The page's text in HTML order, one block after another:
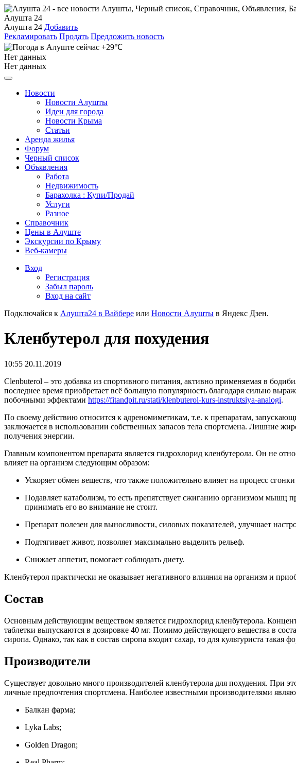
Алушта 24
Алушта 24 Добавить
Рекламировать Продать Предложить новость
+29℃
Нет данных
Нет данных
Новости
Новости Алушты
Идеи для города
Новости Крыма
Статьи
Аренда жилья
Форум
Черный список
Объявления
Работа
Недвижимость
Барахолка : Купи/Продай
Услуги
Разное
Справочник
Цены в Алуште
Экскурсии по Крыму
Веб-камеры
Вход
Регистрация
Забыл пароль
Вход на сайт
Подключайся к Алушта24 в Вайбере или Новости Алушты в Яндекс Дзен.
Кленбутерол для похудения
10:55 20.11.2019
Clenbuterol – это добавка из спортивного питания, активно применяемая в
последнее время приобретает всё большую популярность благодаря сильно
побочными эффектами https://fitandpit.ru/stati/klenbuterol-kurs-instruktsiya-analogi.
По своему действию относится к адреномиметикам, т.е. к препаратам,
заключается в использовании собственных запасов тела спортсмена. Лишние
получения энергии.
Главным компонентом препарата является гидрохлорид кленбутерола. Он не
влияет на организм следующим образом:
Ускоряет обмен веществ, что также положительно влияет на процесс сгонки
Подавляет катаболизм, то есть препятствует сжиганию организмом мышц
принимать его во внимание не стоит.
Препарат полезен для выносливости, силовых показателей, улучшает
Подтягивает живот, позволяет максимально выделить рельеф.
Снижает аппетит, помогает соблюдать диету.
Кленбутерол практически не оказывает негативного влияния на организм и
Состав
Основным действующим веществом является гидрохлорид кленбутерола.
таблетки выпускаются в дозировке 40 мг. Помимо действующего вещества в
сиропа. Однако, так как в состав сиропа входит сахар, то для культуриста
Производители
Существует довольно много производителей кленбутерола для похудения. При
личные предпочтения спортсмена. Наиболее известными производителями
Балкан фарма;
Lyka Labs;
Golden Dragon;